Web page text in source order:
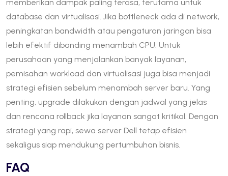
memberikan dampak paling terasa, terutama untuk
database dan virtualisasi. Jika bottleneck ada di network,
peningkatan bandwidth atau pengaturan jaringan bisa
lebih efektif dibanding menambah CPU. Untuk
perusahaan yang menjalankan banyak layanan,
pemisahan workload dan virtualisasi juga bisa menjadi
strategi efisien sebelum menambah server baru. Yang
penting, upgrade dilakukan dengan jadwal yang jelas
dan rencana rollback jika layanan sangat kritikal. Dengan
strategi yang rapi, sewa server Dell tetap efisien
sekaligus siap mendukung pertumbuhan bisnis.
FAQ